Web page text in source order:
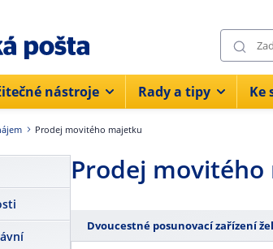
nástroje Rady a tipy Ke
Prodej movitého majetku
Prodej
Dvoucestné posunovací zařízení